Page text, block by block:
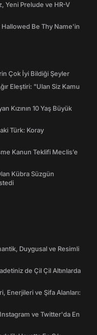
Yeni Prelude ve HR-V
Be Thy Name'in
Çok İyi Bildiği Şeyler
Eleştiri: "Ulan Siz Kamu
Kızının 10 Yaş Büyük
Türk: Koray
Kanun Teklifi Meclis’e
Kübra Süzgün
Duygusal ve Resimli
de Çil Çil Altınlarda
Enerjileri ve Şifa Alanları:
ve Twitter'da En